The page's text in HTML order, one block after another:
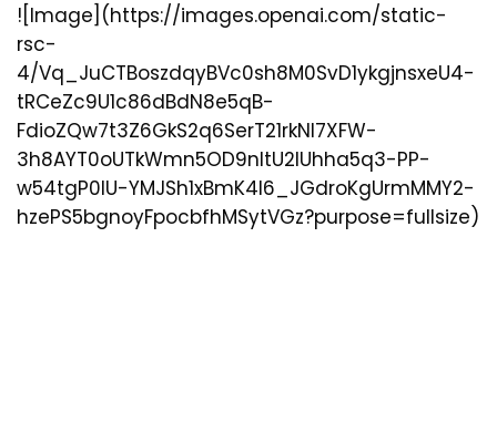
![Image](https://images.openai.com/static-
rsc-
4/Vq_JuCTBoszdqyBVc0sh8M0SvD1ykgjnsxeU4-
tRCeZc9U1c86dBdN8e5qB-
FdioZQw7t3Z6GkS2q6SerT21rkNI7XFW-
3h8AYT0oUTkWmn5OD9nItU2lUhha5q3-PP-
w54tgP0lU-YMJSh1xBmK4I6_JGdroKgUrmMMY2-
hzePS5bgnoyFpocbfhMSytVGz?purpose=fullsize)